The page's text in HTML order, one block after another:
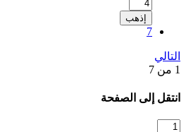
إذهب
7
التالي
1 من 7
انتقل إلى الصفحة